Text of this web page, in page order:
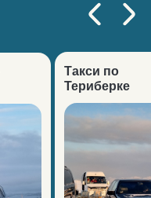
Такси по
Териберке